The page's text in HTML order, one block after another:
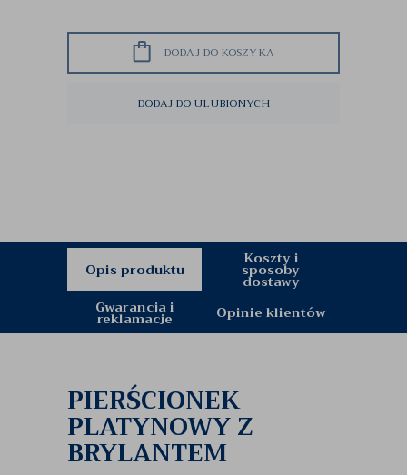
DODAJ DO KOSZYKA
DODAJ DO ULUBIONYCH
Opis produktu
Koszty i
sposoby
dostawy
Gwarancja i
reklamacje Opinie klientów
PIERŚCIONEK
PLATYNOWY Z
BRYLANTEM